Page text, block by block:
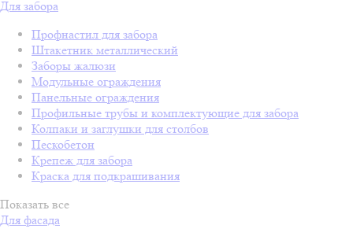
Для забора
Профнастил для забора
Штакетник металлический
Заборы жалюзи
Модульные ограждения
Панельные ограждения
Профильные трубы и комплектующие для забора
Колпаки и заглушки для столбов
Пескобетон
Крепеж для забора
Краска для подкрашивания
Показать все
Для фасада